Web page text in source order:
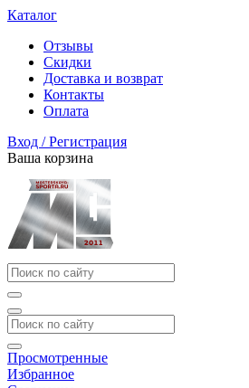
Каталог
Отзывы
Скидки
Доставка и возврат
Контакты
Оплата
Вход / Регистрация
Ваша корзина
Просмотренные
Избранное